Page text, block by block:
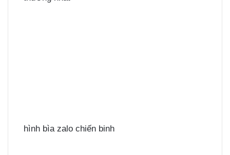
hình bìa zalo chiến binh